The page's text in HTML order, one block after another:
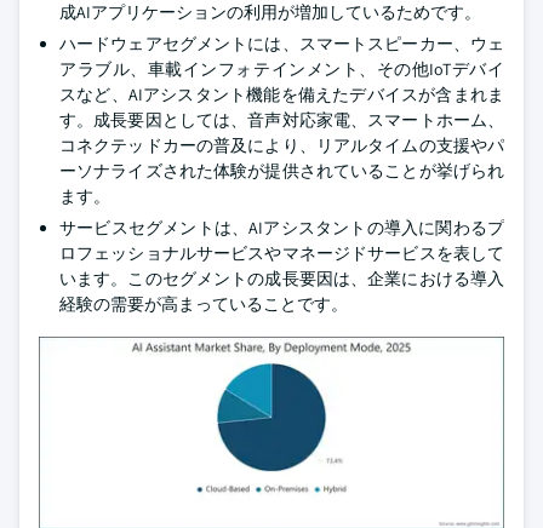
成AIアプリケーションの利用が増加しているためです。
ハードウェアセグメントには、スマートスピーカー、ウェ
アラブル、車載インフォテインメント、その他IoTデバイ
スなど、AIアシスタント機能を備えたデバイスが含まれま
す。成長要因としては、音声対応家電、スマートホーム、
コネクテッドカーの普及により、リアルタイムの支援やパ
ーソナライズされた体験が提供されていることが挙げられ
ます。
サービスセグメントは、AIアシスタントの導入に関わるプ
ロフェッショナルサービスやマネージドサービスを表して
います。このセグメントの成長要因は、企業における導入
経験の需要が高まっていることです。